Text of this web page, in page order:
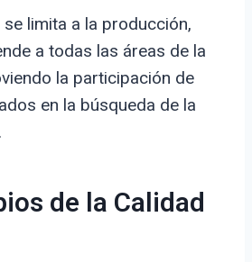
limita a la producción,
a todas las áreas de la
la participación de
en la búsqueda de la
de la Calidad